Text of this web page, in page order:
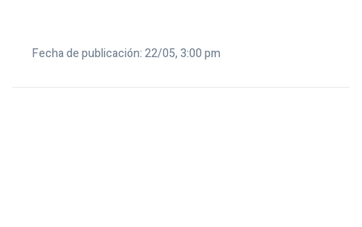
Fecha de publicación: 22/05, 3:00 pm